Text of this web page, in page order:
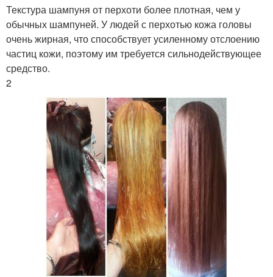
Текстура шампуня от перхоти более плотная, чем у
обычных шампуней. У людей с перхотью кожа головы
очень жирная, что способствует усиленному отслоению
частиц кожи, поэтому им требуется сильнодействующее
средство.
2